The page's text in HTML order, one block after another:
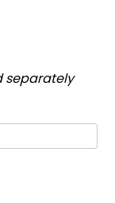
separately